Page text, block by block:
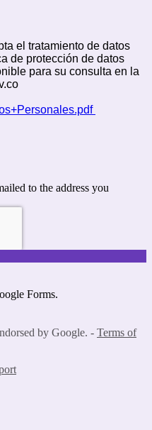
el tratamiento de datos
de protección de datos
para su consulta en la
to the address you
Forms.
by Google. - Terms of